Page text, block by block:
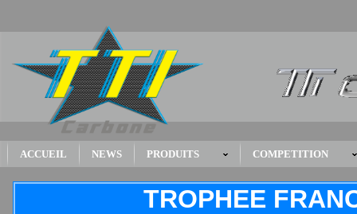
ACCUEIL NEWS PRODUITS COMPETITION
TROPHEE